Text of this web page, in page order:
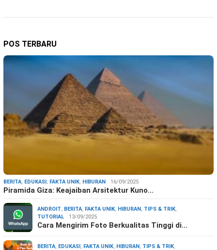
POS TERBARU
BERITA, EDUKASI, FAKTA UNIK, HIBURAN 16/09/2025
Piramida Giza: Keajaiban Arsitektur Kuno…
ANDROIT, BERITA, FAKTA UNIK, HIBURAN, TIPS & TRIK,
TUTORIAL
13/09/2025
Cara Mengirim Foto Berkualitas Tinggi di…
BERITA, EDUKASI, FAKTA UNIK, HIBURAN, TIPS & TRIK,